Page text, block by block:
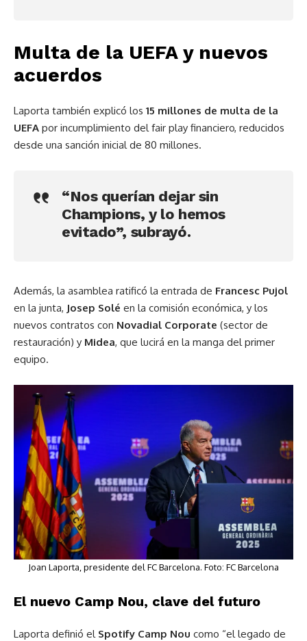
Multa de la UEFA y nuevos
acuerdos
Laporta también explicó los 15 millones de multa de la
UEFA por incumplimiento del fair play financiero, reducidos
desde una sanción inicial de 80 millones.
“Nos querían dejar sin
Champions, y lo hemos
evitado”, subrayó.
Además, la asamblea ratificó la entrada de Francesc Pujol
en la junta, Josep Solé en la comisión económica, y los
nuevos contratos con Novadial Corporate (sector de
restauración) y Midea, que lucirá en la manga del primer
equipo.
Joan Laporta, presidente del FC Barcelona. Foto: FC Barcelona
El nuevo Camp Nou, clave del futuro
Laporta definió el Spotify Camp Nou como “el legado de